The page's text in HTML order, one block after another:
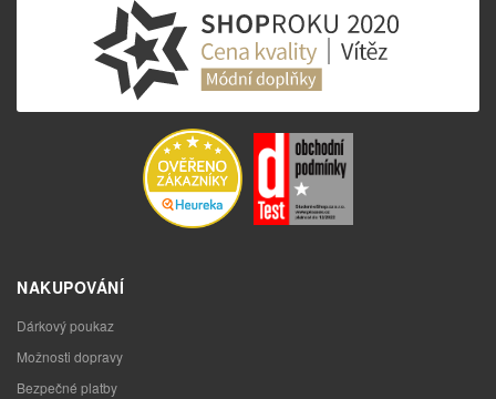
NAKUPOVÁNÍ
Dárkový poukaz
Možnosti dopravy
Bezpečné platby